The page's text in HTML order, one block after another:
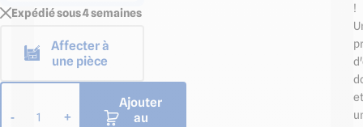
Expédié sous 4 semaines
Affecter à
une pièce
- 1 +
Ajouter
au
!
et